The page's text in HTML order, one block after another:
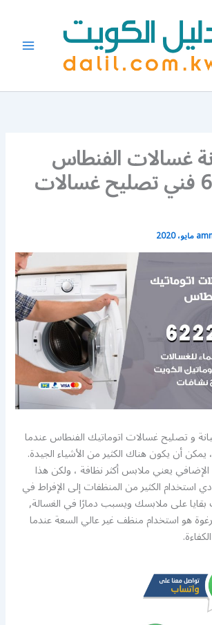
غسالات الفنطاس
62224041 فني تصليح غسالات
و تصليح غسالات اتوماتيك الفنطاس عندما
يمكن أن يكون هناك الكثير من الأشياء الجيدة.
يعني ملابس أكثر نظافة ، ولكن هذا
استخدام الكثير من المنظفات إلى الإفراط في
بقايا على ملابسك ويسبب دمارًا في الغسالة,
هو استخدام منظف غير عالي السعة عندما